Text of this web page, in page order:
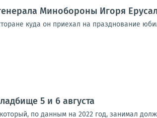
Минобороны Игоря
куда он приехал на празднование
5 и 6 августа
по данным на 2022 год, занимал